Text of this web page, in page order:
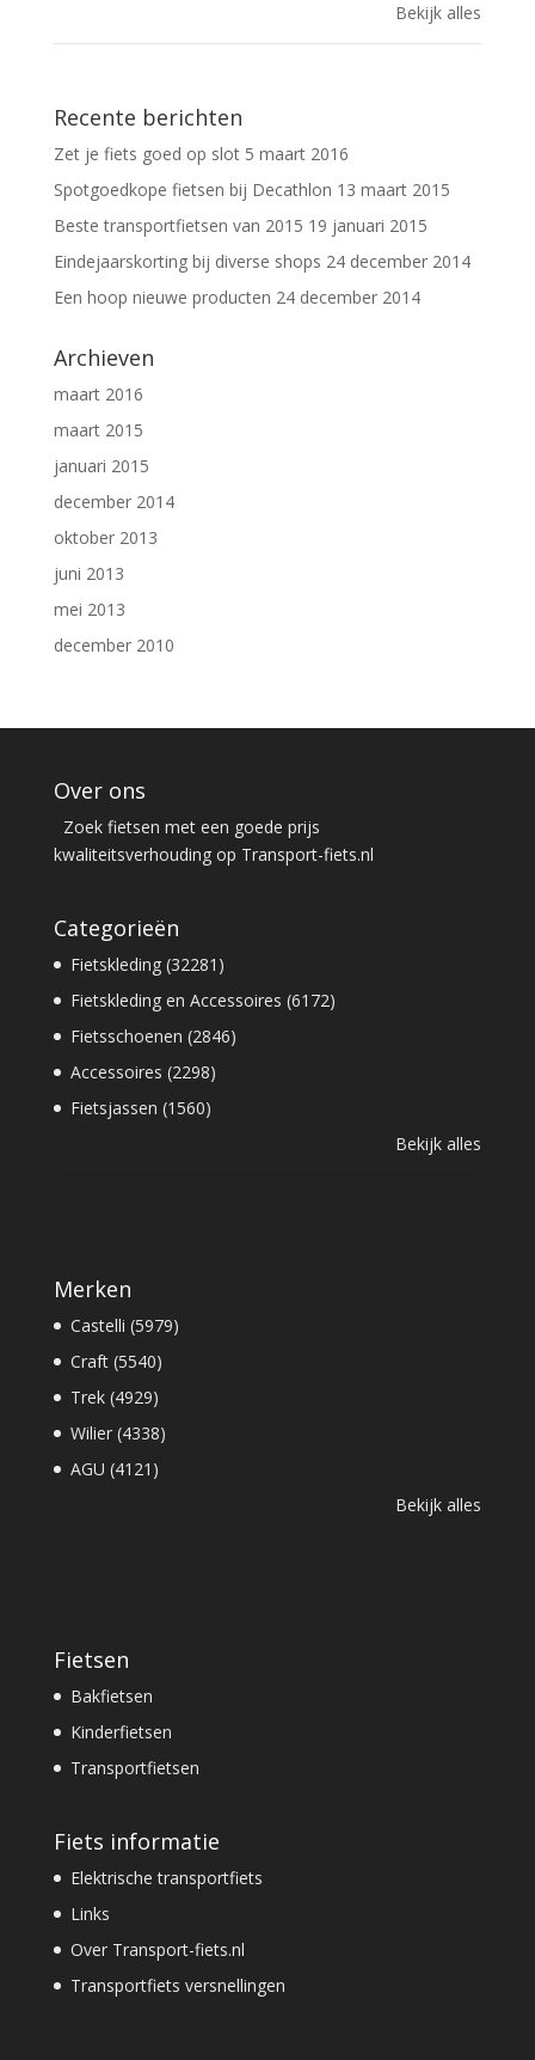
Bekijk alles
Recente berichten
Zet je fiets goed op slot 5 maart 2016
Spotgoedkope fietsen bij Decathlon 13 maart 2015
Beste transportfietsen van 2015 19 januari 2015
Eindejaarskorting bij diverse shops 24 december 2014
Een hoop nieuwe producten 24 december 2014
Archieven
maart 2016
maart 2015
januari 2015
december 2014
oktober 2013
juni 2013
mei 2013
december 2010
Over ons
Zoek fietsen met een goede prijs
kwaliteitsverhouding op Transport-fiets.nl
Categorieën
Fietskleding (32281)
Fietskleding en Accessoires (6172)
Fietsschoenen (2846)
Accessoires (2298)
Fietsjassen (1560)
Bekijk alles
Merken
Castelli (5979)
Craft (5540)
Trek (4929)
Wilier (4338)
AGU (4121)
Bekijk alles
Fietsen
Bakfietsen
Kinderfietsen
Transportfietsen
Fiets informatie
Elektrische transportfiets
Links
Over Transport-fiets.nl
Transportfiets versnellingen